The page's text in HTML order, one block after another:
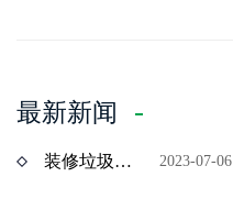
最新新闻
装修垃圾风选机分选效果怎么样？价格多少？ 2023-07-06